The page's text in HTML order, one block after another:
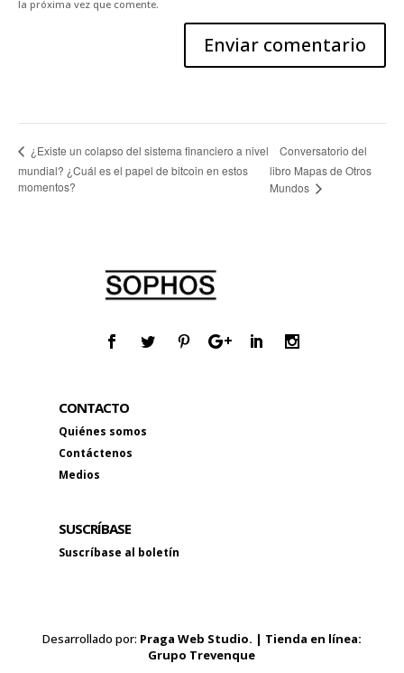
la próxima vez que comente.
¿Existe un colapso del sistema financiero a nivel
mundial? ¿Cuál es el papel de bitcoin en estos
momentos?
Conversatorio del
libro Mapas de Otros
Mundos
CONTACTO
Quiénes somos
Contáctenos
Medios
SUSCRÍBASE
Suscríbase al boletín
Desarrollado por: Praga Web Studio. | Tienda en línea:
Grupo Trevenque